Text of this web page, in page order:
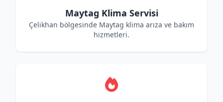
Maytag Klima Servisi
Çelikhan bölgesinde Maytag klima arıza ve bakım
hizmetleri.